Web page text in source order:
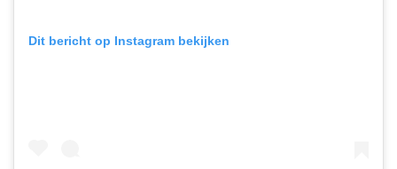
Dit bericht op Instagram bekijken